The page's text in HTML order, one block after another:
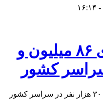
شارژ کالابرگ برای ۸۶ میلیون و